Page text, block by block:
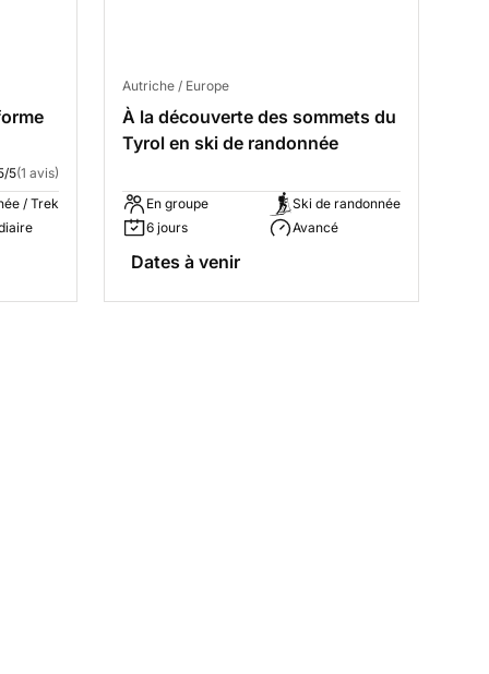
5(1 avis)
/ Trek
Autriche / Europe
À la découverte des sommets du
Tyrol en ski de randonnée
En groupe
6 jours
Ski de randonnée
Avancé
Dates à venir